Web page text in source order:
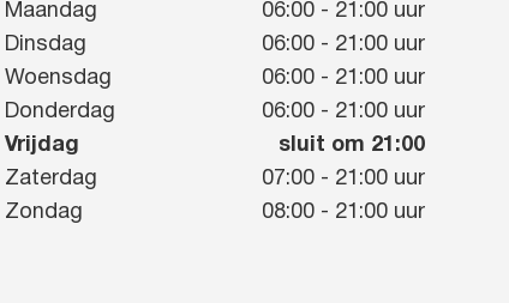
Maandag 06:00 - 21:00 uur
Dinsdag
06:00 - 21:00 uur
Woensdag
06:00 - 21:00 uur
Donderdag
06:00 - 21:00 uur
Vrijdag
sluit om 21:00
Zaterdag
07:00 - 21:00 uur
Zondag
08:00 - 21:00 uur